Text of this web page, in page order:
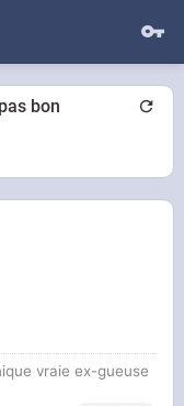
bon
vraie ex-gueuse